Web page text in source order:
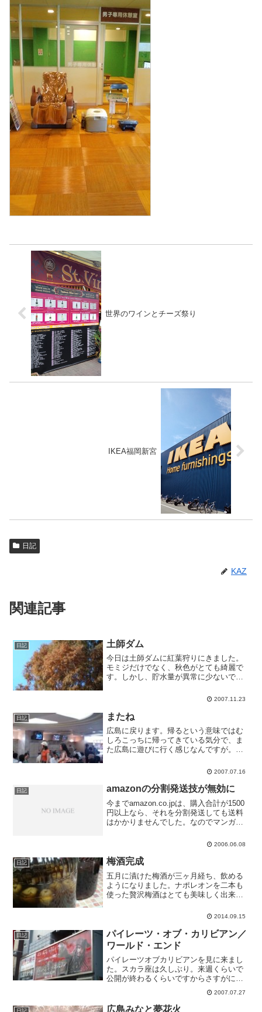
世界のワインとチーズ祭り
IKEA福岡新宮
日記
KAZ
関連記事
日記 土師ダム
今日は土師ダムに紅葉狩りにきました。
モミジだけでなく、秋色がとても綺麗で
す。しかし、貯水量が異常に少ないで
2007.11.23
日記 またね
広島に戻ります。帰るという意味ではむ
しろこっちに帰ってきている気分で、ま
た広島に遊びに行く感じなんですが。一
2007.07.16
日記 amazonの分割発送技が無効に
今までamazon.co.jpは、購入合計が1500
円以上なら、それを分割発送しても送料
はかかりませんでした。なのでマンガを
円以上にした上で、分割発送を選択して
が加...
2006.06.08
日記 梅酒完成
五月に漬けた梅酒が三ヶ月経ち、飲める
ようになりました。ナポレオンを二本も
使った贅沢梅酒はとても美味しく出来上
るので、もう少し寝かせて、冬にお湯割
少し甘すぎました。来年は...
2014.09.15
日記
パイレーツ・オブ・カリビアン／
ワールド・エンド
パイレーツオブカリビアンを見に来まし
た。スカラ座は久しぶり。来週くらいで
公開が終わるくらいですからさすがにガ
ラガラで、広島で一番座席数の多い劇場
なのですが、15人くらいしか入ってませ
んでした。とっても静かで集中して見ら
2007.07.27
広島みなと夢花火